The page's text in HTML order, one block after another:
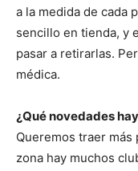
a la medida de cada
sencillo en tienda, y
pasar a retirarlas.
médica.
¿Qué novedades
Queremos traer
zona hay muchos